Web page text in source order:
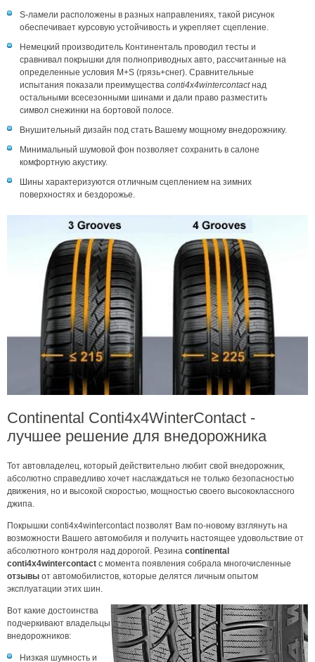
S-ламели расположены в разных направлениях, такой рисунок
обеспечивает курсовую устойчивость и укрепляет сцепление.
Немецкий производитель Континенталь проводил тесты и
сравнивал покрышки для полноприводных авто, рассчитанные на
определенные условия M+S (грязь+снег). Сравнительные
испытания показали преимущества conti4x4wintercontactнад
остальными всесезонными шинами и дали право разместить
символ снежинки на бортовой полосе.
Внушительный дизайн под стать Вашему мощному внедорожнику.
Минимальный шумовой фон позволяет сохранить в салоне
комфортную акустику.
Шины характеризуются отличным сцеплением на зимних
поверхностях и бездорожье.
Continental Conti4x4WinterContact -
лучшее решение для внедорожника
Тот автовладелец, который действительно любит свой внедорожник,
абсолютно справедливо хочет наслаждаться не только безопасностью
движения, но и высокой скоростью, мощностью своего высококлассного
джипа.
Покрышки conti4x4wintercontact позволят Вам по-новому взглянуть на
возможности Вашего автомобиля и получить настоящее удовольствие от
абсолютного контроля над дорогой. Резина continental
conti4x4wintercontact с момента появления собрала многочисленные
отзывы от автомобилистов, которые делятся личным опытом
эксплуатации этих шин.
Вот какие достоинства
подчеркивают владельцы
внедорожников:
Низкая шумность и